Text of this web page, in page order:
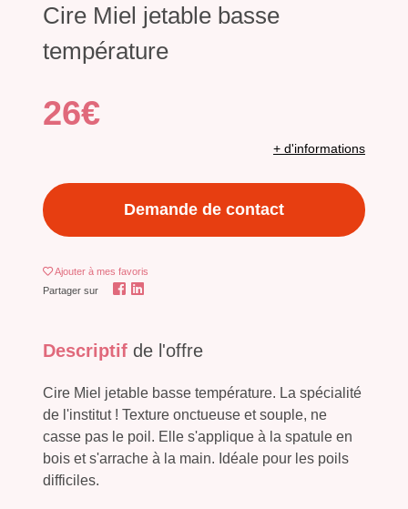
Cire Miel jetable basse
température
26€
+ d'informations
Demande de contact
Ajouter à mes favoris
Partager sur
Descriptif de l'offre
Cire Miel jetable basse température. La spécialité
de l'institut ! Texture onctueuse et souple, ne
casse pas le poil. Elle s'applique à la spatule en
bois et s'arrache à la main. Idéale pour les poils
difficiles.